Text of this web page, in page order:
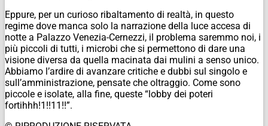
Eppure, per un curioso ribaltamento di realtà, in questo
regime dove manca solo la narrazione della luce accesa di
notte a Palazzo Venezia-Cernezzi, il problema saremmo noi, i
più piccoli di tutti, i microbi che si permettono di dare una
visione diversa da quella macinata dai mulini a senso unico.
Abbiamo l’ardire di avanzare critiche e dubbi sul singolo e
sull’amministrazione, pensate che oltraggio. Come sono
piccole e isolate, alla fine, queste “lobby dei poteri
fortihhh!1!!11!!”.